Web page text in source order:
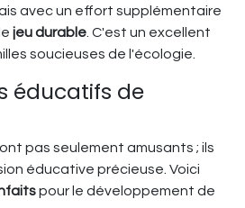
avec un effort supplémentaire
jeu durable . C'est un excellent
soucieuses de l'écologie.
éducatifs de
pas seulement amusants ; ils
éducative précieuse. Voici
pour le développement de